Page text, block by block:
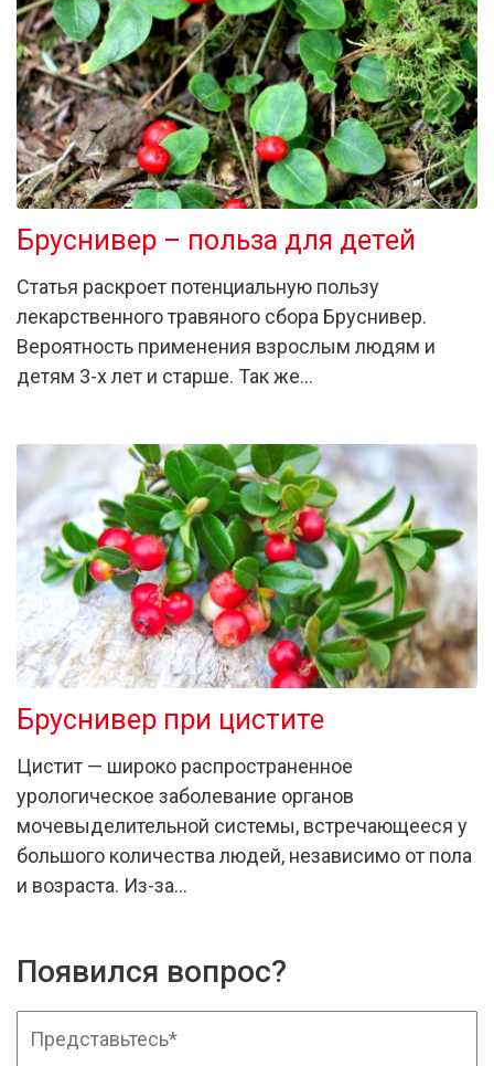
Бруснивер – польза для детей
Статья раскроет потенциальную пользу
лекарственного травяного сбора Бруснивер.
Вероятность применения взрослым людям и
детям 3-х лет и старше. Так же…
Бруснивер при цистите
Цистит — широко распространенное
урологическое заболевание органов
мочевыделительной системы, встречающееся у
большого количества людей, независимо от пола
и возраста. Из-за…
Появился вопрос?